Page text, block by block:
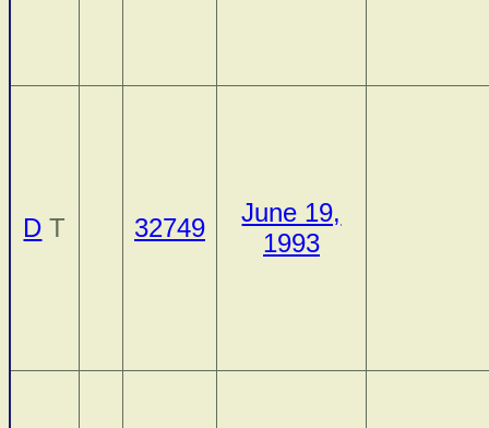
D T 32749
June 19,
1993